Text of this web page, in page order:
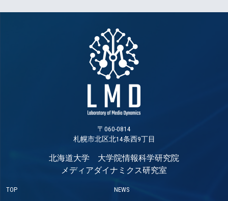
〒060-0814
札幌市北区北14条西9丁目
北海道大学 大学院情報科学研究院
メディアダイナミクス研究室
TOP NEWS